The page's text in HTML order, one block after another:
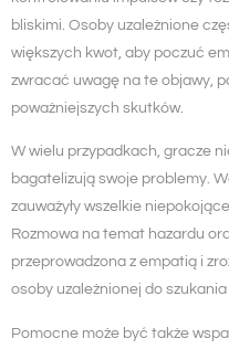
bliskimi. Osoby uzależnione
większych kwot, aby poczuć
zwracać uwagę na te objawy,
poważniejszych skutków.
W wielu przypadkach, gracze
bagatelizują swoje problemy.
zauważyły wszelkie
Rozmowa na temat hazardu
przeprowadzona z empatią i
osoby uzależnionej do
Pomocne może być także